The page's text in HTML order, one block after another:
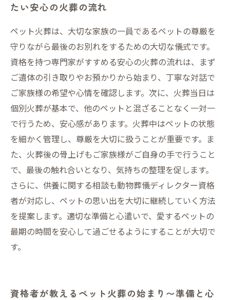
の全過程まとめ
ペット火葬の専門資格者が語る安心できるサー
ビスの選び方
ペットとのお別れを心安らかに過ごすための火
葬の知識と配慮
たい安心の火葬の流れ
ペット火葬は、大切な家族の一員であるペットの尊厳を
守りながら最後のお別れをするための大切な儀式です。
資格を持つ専門家がすすめる安心の火葬の流れは、まず
ご遺体の引き取りやお預かりから始まり、丁寧な対話で
ご家族様の希望や心情を確認します。次に、火葬当日は
個別火葬が基本で、他のペットと混ざることなく一対一
で行うため、安心感があります。火葬中はペットの状態
を細かく管理し、尊厳を大切に扱うことが重要です。ま
た、火葬後の骨上げもご家族様がご自身の手で行うこと
で、最後の触れ合いとなり、気持ちの整理を促します。
さらに、供養に関する相談も動物葬儀ディレクター資格
者が対応し、ペットの思い出を大切に継続していく方法
を提案します。適切な準備と心遣いで、愛するペットの
最期の時間を安心して過ごせるようにすることが大切で
す。
資格者が教えるペット火葬の始まり〜準備と心